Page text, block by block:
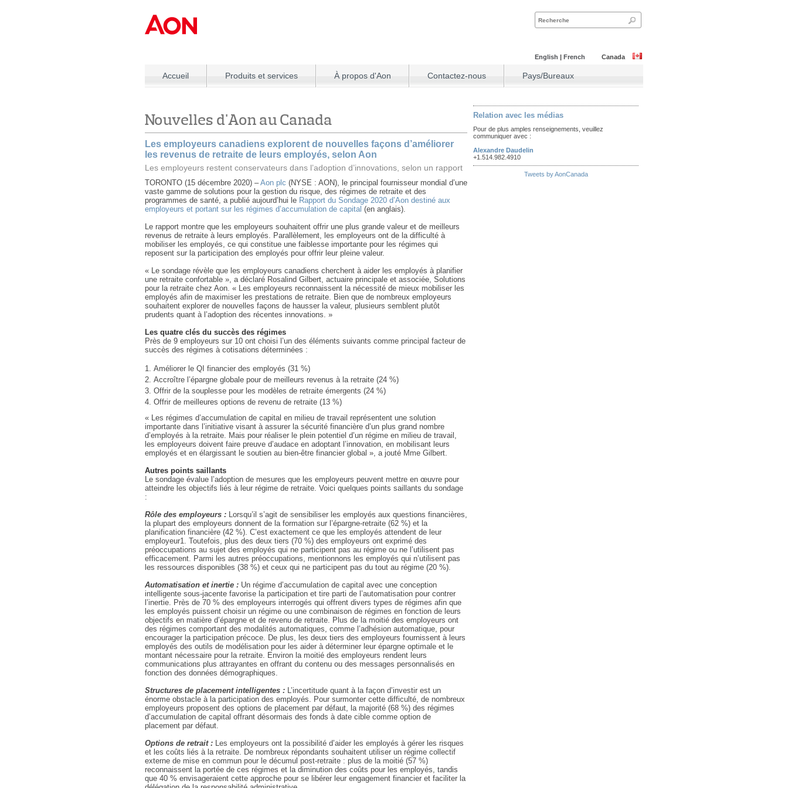
English | French Canada
Accueil Produits et services À propos d'Aon Contactez-nous Pays/Bureaux
Nouvelles d'Aon au Canada
Les employeurs canadiens explorent de nouvelles façons d’améliorer
les revenus de retraite de leurs employés, selon Aon
Les employeurs restent conservateurs dans l’adoption d’innovations, selon un rapport
TORONTO (15 décembre 2020) –Aon plc (NYSE : AON), le principal fournisseur mondial d’une
vaste gamme de solutions pour la gestion du risque, des régimes de retraite et des
programmes de santé, a publié aujourd’hui le Rapport du Sondage 2020 d’Aon destiné aux
employeurs et portant sur les régimes d’accumulation de capital (en anglais).
Le rapport montre que les employeurs souhaitent offrir une plus grande valeur et de meilleurs
revenus de retraite à leurs employés. Parallèlement, les employeurs ont de la difficulté à
mobiliser les employés, ce qui constitue une faiblesse importante pour les régimes qui
reposent sur la participation des employés pour offrir leur pleine valeur.
« Le sondage révèle que les employeurs canadiens cherchent à aider les employés à planifier
une retraite confortable », a déclaré Rosalind Gilbert, actuaire principale et associée, Solutions
pour la retraite chez Aon. « Les employeurs reconnaissent la nécessité de mieux mobiliser les
employés afin de maximiser les prestations de retraite. Bien que de nombreux employeurs
souhaitent explorer de nouvelles façons de hausser la valeur, plusieurs semblent plutôt
prudents quant à l’adoption des récentes innovations. »
Les quatre clés du succès des régimes
Près de 9 employeurs sur 10 ont choisi l’un des éléments suivants comme principal facteur de
succès des régimes à cotisations déterminées :
Améliorer le QI financier des employés (31 %)
Accroître l’épargne globale pour de meilleurs revenus à la retraite (24 %)
Offrir de la souplesse pour les modèles de retraite émergents (24 %)
Offrir de meilleures options de revenu de retraite (13 %)
« Les régimes d’accumulation de capital en milieu de travail représentent une solution
importante dans l’initiative visant à assurer la sécurité financière d’un plus grand nombre
d’employés à la retraite. Mais pour réaliser le plein potentiel d’un régime en milieu de travail,
les employeurs doivent faire preuve d’audace en adoptant l’innovation, en mobilisant leurs
employés et en élargissant le soutien au bien-être financier global », a jouté Mme Gilbert.
Autres points saillants
Le sondage évalue l’adoption de mesures que les employeurs peuvent mettre en œuvre pour
atteindre les objectifs liés à leur régime de retraite. Voici quelques points saillants du sondage
:
Rôle des employeurs : Lorsqu’il s’agit de sensibiliser les employés aux questions financières,
la plupart des employeurs donnent de la formation sur l’épargne-retraite (62 %) et la
planification financière (42 %). C’est exactement ce que les employés attendent de leur
employeur1. Toutefois, plus des deux tiers (70 %) des employeurs ont exprimé des
préoccupations au sujet des employés qui ne participent pas au régime ou ne l’utilisent pas
efficacement. Parmi les autres préoccupations, mentionnons les employés qui n’utilisent pas
les ressources disponibles (38 %) et ceux qui ne participent pas du tout au régime (20 %).
Automatisation et inertie : Un régime d’accumulation de capital avec une conception
intelligente sous-jacente favorise la participation et tire parti de l’automatisation pour contrer
l’inertie. Près de 70 % des employeurs interrogés qui offrent divers types de régimes afin que
les employés puissent choisir un régime ou une combinaison de régimes en fonction de leurs
objectifs en matière d’épargne et de revenu de retraite. Plus de la moitié des employeurs ont
des régimes comportant des modalités automatiques, comme l’adhésion automatique, pour
encourager la participation précoce. De plus, les deux tiers des employeurs fournissent à leurs
employés des outils de modélisation pour les aider à déterminer leur épargne optimale et le
montant nécessaire pour la retraite. Environ la moitié des employeurs rendent leurs
communications plus attrayantes en offrant du contenu ou des messages personnalisés en
fonction des données démographiques.
Structures de placement intelligentes : L’incertitude quant à la façon d’investir est un
énorme obstacle à la participation des employés. Pour surmonter cette difficulté, de nombreux
employeurs proposent des options de placement par défaut, la majorité (68 %) des régimes
d’accumulation de capital offrant désormais des fonds à date cible comme option de
placement par défaut.
Options de retrait : Les employeurs ont la possibilité d’aider les employés à gérer les risques
et les coûts liés à la retraite. De nombreux répondants souhaitent utiliser un régime collectif
externe de mise en commun pour le décumul post-retraite : plus de la moitié (57 %)
reconnaissent la portée de ces régimes et la diminution des coûts pour les employés, tandis
que 40 % envisageraient cette approche pour se libérer leur engagement financier et faciliter la
Relation avec les médias
Pour de plus amples renseignements, veuillez
communiquer avec :
Alexandre Daudelin
+1.514.982.4910
Tweets by AonCanada